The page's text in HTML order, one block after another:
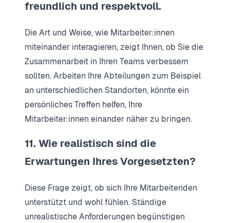
freundlich und respektvoll.
Die Art und Weise, wie Mitarbeiter:innen
miteinander interagieren, zeigt Ihnen, ob Sie die
Zusammenarbeit in Ihren Teams verbessern
sollten. Arbeiten Ihre Abteilungen zum Beispiel
an unterschiedlichen Standorten, könnte ein
persönliches Treffen helfen, Ihre
Mitarbeiter:innen einander näher zu bringen.
11. Wie realistisch sind die
Erwartungen Ihres Vorgesetzten?
Diese Frage zeigt, ob sich Ihre Mitarbeitenden
unterstützt und wohl fühlen. Ständige
unrealistische Anforderungen begünstigen